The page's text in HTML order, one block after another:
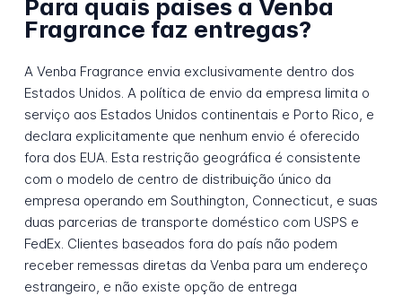
Para quais países a Venba
Fragrance faz entregas?
A Venba Fragrance envia exclusivamente dentro dos
Estados Unidos. A política de envio da empresa limita o
serviço aos Estados Unidos continentais e Porto Rico, e
declara explicitamente que nenhum envio é oferecido
fora dos EUA. Esta restrição geográfica é consistente
com o modelo de centro de distribuição único da
empresa operando em Southington, Connecticut, e suas
duas parcerias de transporte doméstico com USPS e
FedEx. Clientes baseados fora do país não podem
receber remessas diretas da Venba para um endereço
estrangeiro, e não existe opção de entrega